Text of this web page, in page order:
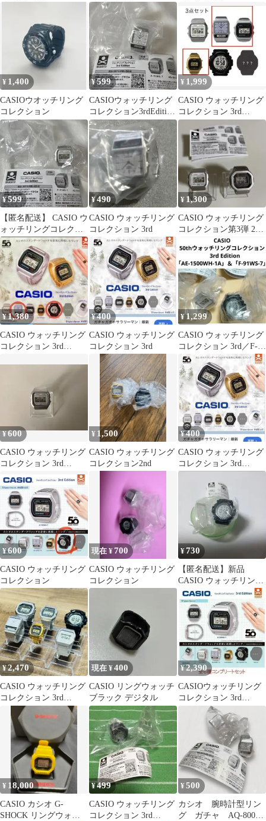
¥ 1,400
CASIOウオッチリング
コレクション
¥599
CASIOウォッチリング
コレクション3rdEdition
AQ-800E-7A
¥ 1,999
CASIO ウォッチリング
コレクション 3rd
Edition 3点セット
¥599
【匿名配送】 CASIO ウ
ォッチリングコレクシ
ョン 3rdEdition
¥490
CASIO ウォッチリング
コレクション 3rd
¥ 1,300
CASIO ウォッチリング
コレクション第3弾 2個
セット シークレット
¥1,380
CASIO ウォッチリング
コレクション 3rd
¥400
CASIO ウォッチリング
コレクション 3rd
¥1,299
CASIO ウォッチリング
コレクション 3rd／F-
91WS-7など、ガチャ2
種
¥600
CASIO ウォッチリング
コレクション 3rd
¥ 1,500
CASIO ウォッチリング
コレクション2nd
¥400
CASIO ウォッチリング
コレクション 3rd
Edition
¥600
CASIO ウォッチリング
コレクション
現在 ¥700
CASIO ウォッチリング
コレクション
¥730
【匿名配送】新品
CASIO ウォッチリング
コレクション 3rd
Edition
¥2,470
CASIO ウォッチリング
コレクション 3rd
Edition 全6種
現在 ¥400
CASIO リングウォッチ
ブラック デジタル
¥2,390
CASIOウォッチリング
コレクション 3rd
Edition 全6種セット
¥ 18,000
CASIO カシオ G-
SHOCK リングウォッ
¥499
CASIO ウォッチリング
コレクション 3rd
¥500
カシオ 腕時計型リン
グ ガチャ AQ-800E